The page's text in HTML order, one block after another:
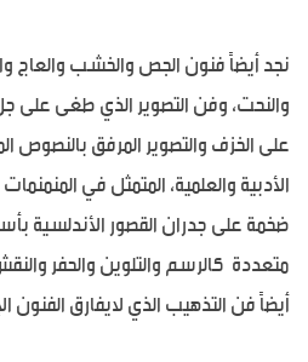
نجد أيضاً فنون الجص والخشب والعاج
والنحت، وفن التصوير الذي طغى على جل
على الخزف والتصوير المرفق بالنصوص
الأدبية والعلمية، المتمثل في
ضخمة على جدران القصور الأندلسية
متعددة كالرسم والتلوين والحفر
أيضاً فن التذهيب الذي لايفارق